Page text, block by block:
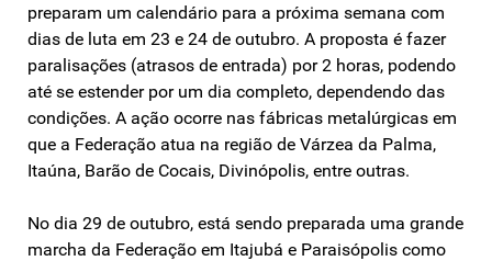
preparam um calendário para a próxima semana com
dias de luta em 23 e 24 de outubro. A proposta é fazer
paralisações (atrasos de entrada) por 2 horas, podendo
até se estender por um dia completo, dependendo das
condições. A ação ocorre nas fábricas metalúrgicas em
que a Federação atua na região de Várzea da Palma,
Itaúna, Barão de Cocais, Divinópolis, entre outras.
No dia 29 de outubro, está sendo preparada uma grande
marcha da Federação em Itajubá e Paraisópolis como